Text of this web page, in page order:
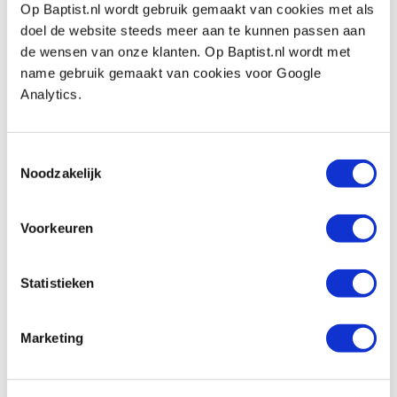
Op Baptist.nl wordt gebruik gemaakt van cookies met als
doel de website steeds meer aan te kunnen passen aan
de wensen van onze klanten. Op Baptist.nl wordt met
name gebruik gemaakt van cookies voor Google
Analytics.
Noodzakelijk
Voorkeuren
Statistieken
Marketing
Bekijk ook
Beoordelingen